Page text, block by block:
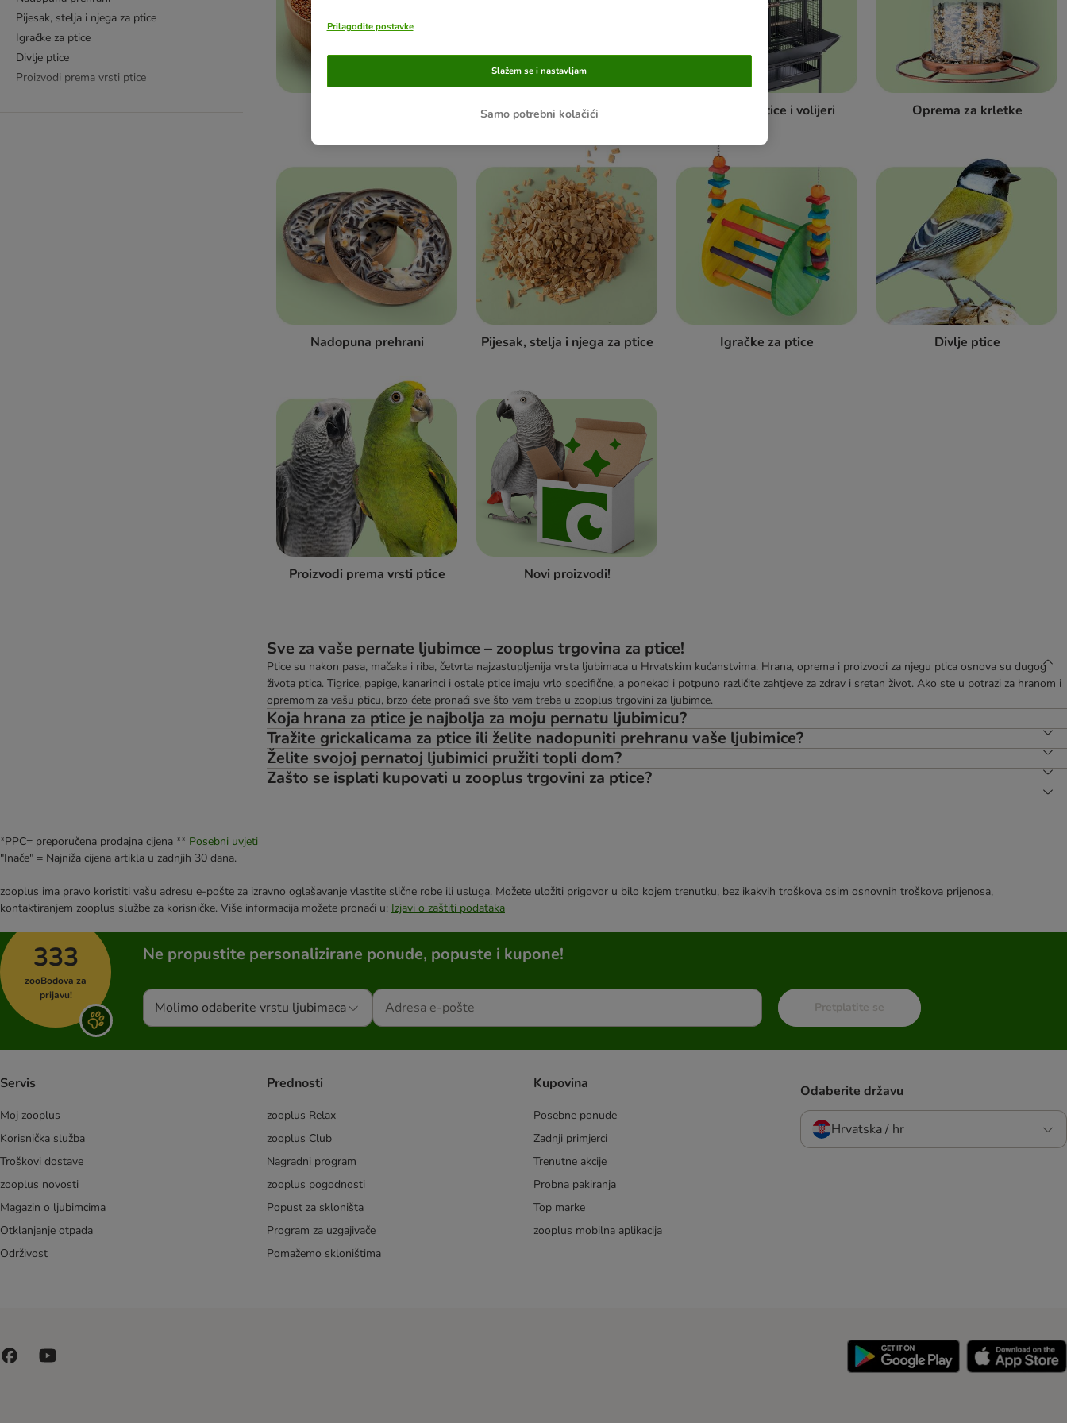
Pijesak, stelja i njega za ptice
Igračke za ptice
Divlje ptice
Proizvodi prema vrsti ptice
Grickalice i krekeri Kavezi za ptice i volijeri Oprema za krletke
Nadopuna prehrani Pijesak, stelja i njega za ptice Igračke za ptice Divlje ptice
Proizvodi prema vrsti ptice Novi proizvodi!
Sve za vaše pernate ljubimce – zooplus trgovina za ptice!
Ptice su nakon pasa, mačaka i riba, četvrta najzastupljenija vrsta ljubimaca u Hrvatskim kućanstvima. Hrana, oprema i proizvodi za njegu ptica osnova su dugog
života ptica. Tigrice, papige, kanarinci i ostale ptice imaju vrlo specifične, a ponekad i potpuno različite zahtjeve za zdrav i sretan život. Ako ste u potrazi za hranom i
opremom za vašu pticu, brzo ćete pronaći sve što vam treba u zooplus trgovini za ljubimce.
Koja hrana za ptice je najbolja za moju pernatu ljubimicu?
Tražite grickalicama za ptice ili želite nadopuniti prehranu vaše ljubimice?
Želite svojoj pernatoj ljubimici pružiti topli dom?
Zašto se isplati kupovati u zooplus trgovini za ptice?
*PPC= preporučena prodajna cijena ** Posebni uvjeti
"Inače" = Najniža cijena artikla u zadnjih 30 dana.
zooplus ima pravo koristiti vašu adresu e-pošte za izravno oglašavanje vlastite slične robe ili usluga. Možete uložiti prigovor u bilo kojem trenutku, bez ikakvih troškova osim osnovnih troškova prijenosa,
kontaktiranjem zooplus službe za korisničke. Više informacija možete pronaći u: Izjavi o zaštiti podataka
333
zooBodova za
prijavu!
Ne propustite personalizirane ponude, popuste i kupone!
Molimo odaberite vrstu ljubimaca Pretplatite se
Servis
Moj zooplus
Korisnička služba
Troškovi dostave
zooplus novosti
Magazin o ljubimcima
Otklanjanje otpada
Održivost
Prednosti
zooplus Relax
zooplus Club
Nagradni program
zooplus pogodnosti
Popust za skloništa
Program za uzgajivače
Pomažemo skloništima
Kupovina
Posebne ponude
Zadnji primjerci
Trenutne akcije
Probna pakiranja
Top marke
zooplus mobilna aplikacija
Odaberite državu
Hrvatska / hr
Prilagodite postavke
Samo potrebni kolačići
Slažem se i nastavljam